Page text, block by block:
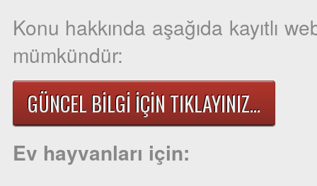
Konu hakkında aşağıda kayıtlı
mümkündür:
GÜNCEL BİLGİ İÇİN TIKLAYINIZ...
Ev hayvanları için: